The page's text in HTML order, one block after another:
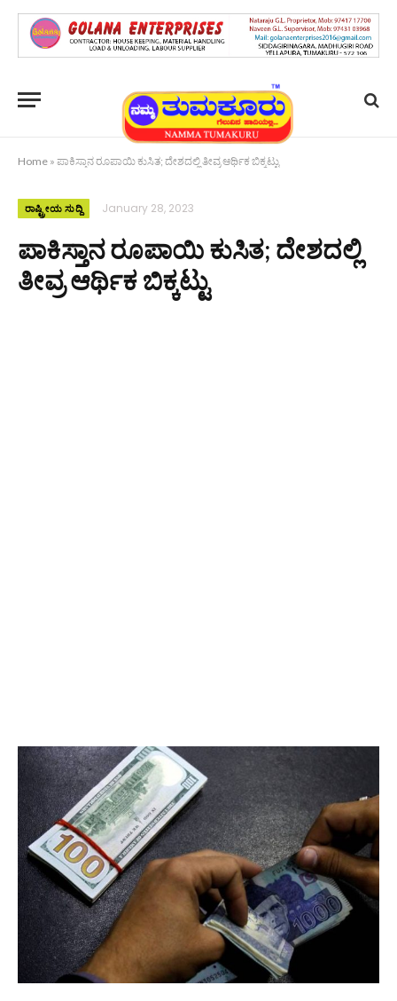
Home » ಪಾಕಿಸ್ತಾನ ರೂಪಾಯಿ ಕುಸಿತ; ದೇಶದಲ್ಲಿ ತೀವ್ರ ಆರ್ಥಿಕ ಬಿಕ್ಕಟ್ಟು
ರಾಷ್ಟ್ರೀಯ ಸುದ್ದಿ January 28, 2023
ಪಾಕಿಸ್ತಾನ ರೂಪಾಯಿ ಕುಸಿತ; ದೇಶದಲ್ಲಿ
ತೀವ್ರ ಆರ್ಥಿಕ ಬಿಕ್ಕಟ್ಟು